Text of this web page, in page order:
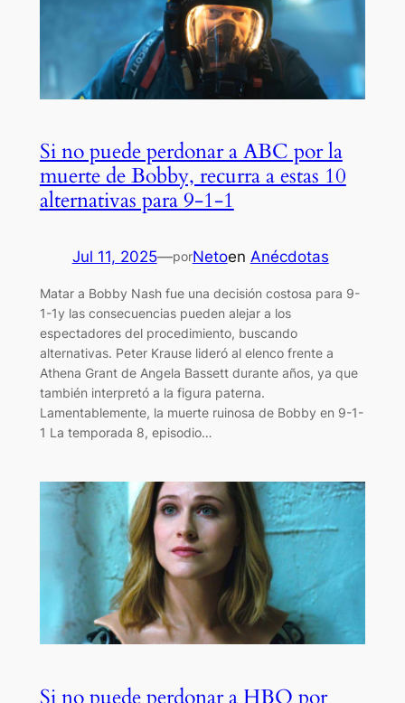
Si no puede perdonar a ABC por la
muerte de Bobby, recurra a estas 10
alternativas para 9-1-1
Jul 11, 2025—porNetoen Anécdotas
Matar a Bobby Nash fue una decisión costosa para 9-
1-1y las consecuencias pueden alejar a los
espectadores del procedimiento, buscando
alternativas. Peter Krause lideró al elenco frente a
Athena Grant de Angela Bassett durante años, ya que
también interpretó a la figura paterna.
Lamentablemente, la muerte ruinosa de Bobby en 9-1-
1 La temporada 8, episodio…
Si no puede perdonar a HBO por